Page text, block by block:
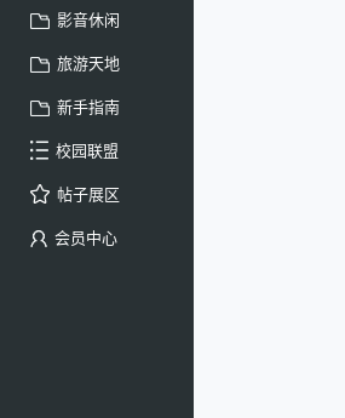
影音休闲
旅游天地
新手指南
校园联盟
帖子展区
会员中心